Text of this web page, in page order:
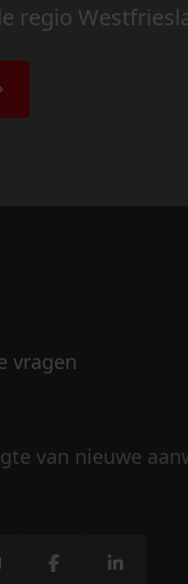
regio
vragen
van nieuwe